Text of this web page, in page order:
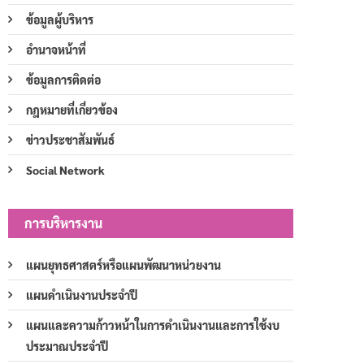
ข้อมูลผู้บริหาร
อำนาจหน้าที่
ข้อมูลการติดต่อ
กฎหมายที่เกี่ยวข้อง
ข่าวประชาสัมพันธ์
Social Network
การบริหารงาน
แผนยุทธศาสตร์หรือแผนพัฒนาหน่วยงาน
แผนดำเนินงานประจำปี
แผนและความก้าวหน้าในการดำเนินงานและการใช้งบ
ประมาณประจำปี